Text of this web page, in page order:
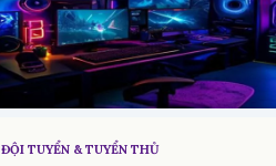
ĐỘI TUYỂN & TUYỂN THỦ